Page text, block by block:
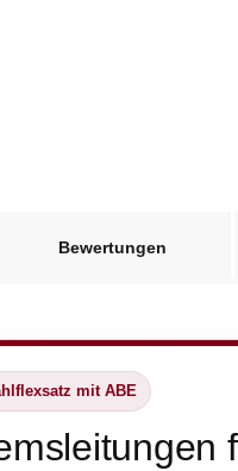
Bewertungen
mit ABE